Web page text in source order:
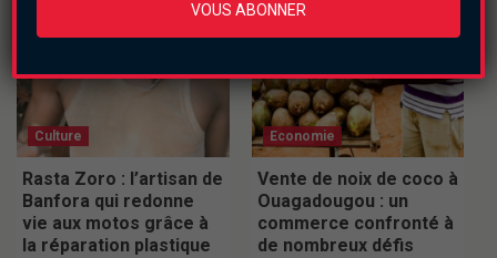
Culture
Rasta Zoro : l’artisan de
Banfora qui redonne
vie aux motos grâce à
la réparation plastique
Economie
Vente de noix de coco à
Ouagadougou : un
commerce confronté à
de nombreux défis
VOUS ABONNER